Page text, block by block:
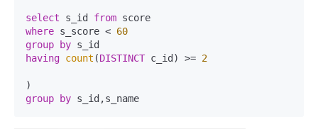
select s_id from
where s_score < 60
group by
having count (DISTINCT c_id) >= 2
group by